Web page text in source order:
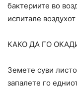
бактериите во
испитале
КАКО ДА ГО
Земете суви
запалете го